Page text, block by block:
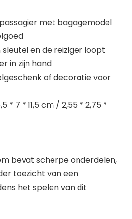
met bagagemodel
en de reiziger loopt
in zijn hand
of decoratie voor
* 7 * 11,5 cm / 2,55 * 2,75 *
bevat scherpe onderdelen,
toezicht van een
het spelen van dit